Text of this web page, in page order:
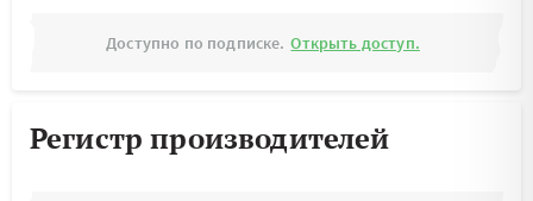
Доступно по подписке. Открыть доступ.
Регистр производителей